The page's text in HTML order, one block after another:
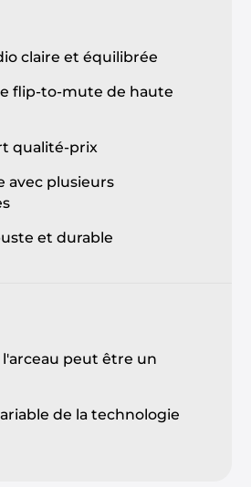
claire et équilibrée
flip-to-mute de haute
qualité-prix
avec plusieurs
et durable
peut être un
de la technologie